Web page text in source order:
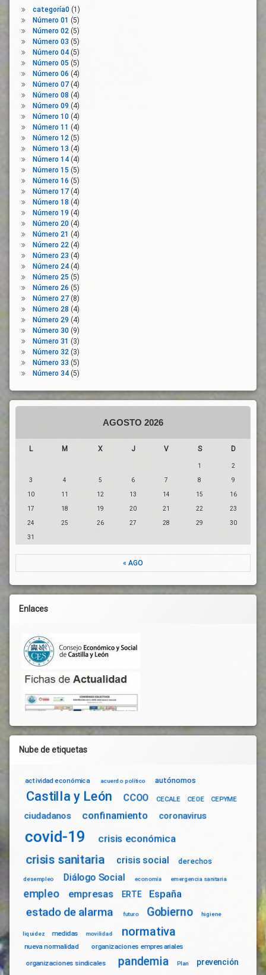
categoría0(1)
Número 01 (5)
Número 02(5)
Número 03 (5)
Número 04(5)
Número 05 (5)
Número 06 (4)
Número 07(4)
Número 08 (4)
Número 09 (4)
Número 10(4)
Número 11 (4)
Número 12(5)
Número 13 (4)
Número 14(4)
Número 15 (5)
Número 16 (5)
Número 17(4)
Número 18 (4)
Número 19 (4)
Número 20(4)
Número 21 (4)
Número 22(4)
Número 23 (4)
Número 24(4)
Número 25 (5)
Número 26 (5)
Número 27(8)
Número 28 (4)
Número 29 (4)
Número 30(9)
Número 31 (3)
Número 32(3)
Número 33 (5)
Número 34(5)
AGOSTO 2026
L M X J V S D
1 2
3 4 5 6 7 8 9
10 11 12 13 14 15 16
17 18 19 20 21 22 23
24 25 26 27 28 29 30
31
« AGO
Enlaces
Nube de etiquetas
actividad económica acuerdo político autónomos
Castilla y León CCOO CECALE CEOE CEPYME
ciudadanos confinamiento coronavirus
covid-19 crisis económica
crisis sanitaria crisis social derechos
desempleo Diálogo Social economía emergencia sanitaria
empleo empresas ERTE España
estado de alarma futuro Gobierno higiene
liquidez medidas movilidad normativa
nueva normalidad organizaciones empresariales
organizaciones sindicales pandemia Plan prevención